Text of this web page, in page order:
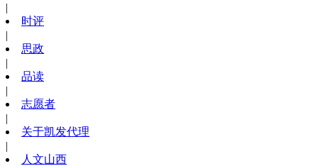
|
时评
|
思政
|
品读
|
志愿者
|
关于凯发代理
|
人文山西